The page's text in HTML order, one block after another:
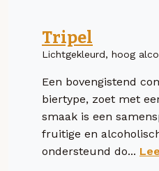
Tripel
Lichtgekleurd, hoog
Een bovengistend
biertype, zoet met
smaak is een
fruitige en
ondersteund do...